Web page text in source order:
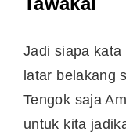
Jadi siapa kata
latar belakang
Tengok saja
untuk kita